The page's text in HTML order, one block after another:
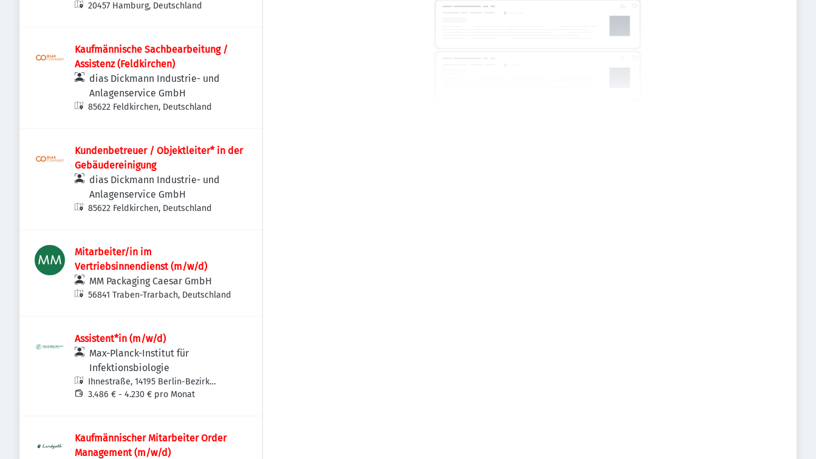
20457 Hamburg, Deutschland
Kaufmännische Sachbearbeitung /
Assistenz (Feldkirchen)
dias Dickmann Industrie- und
Anlagenservice GmbH
85622 Feldkirchen, Deutschland
Kundenbetreuer / Objektleiter* in der
Gebäudereinigung
dias Dickmann Industrie- und
Anlagenservice GmbH
85622 Feldkirchen, Deutschland
Mitarbeiter/in im
Vertriebsinnendienst (m/w/d)
MM Packaging Caesar GmbH
56841 Traben-Trarbach, Deutschland
Assistent*in (m/w/d)
Max-Planck-Institut für
Infektionsbiologie
Ihnestraße, 14195 Berlin-Bezirk
Steglitz-Zehlendorf, Deutschland
3.486 € - 4.230 € pro Monat
Kaufmännischer Mitarbeiter Order
Management (m/w/d)